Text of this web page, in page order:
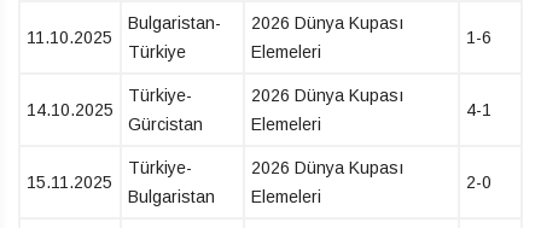
11.10.2025
Bulgaristan-
Türkiye
2026 Dünya Kupası
Elemeleri
1-6
14.10.2025
Türkiye-
Gürcistan
2026 Dünya Kupası
Elemeleri
4-1
15.11.2025
Türkiye-
Bulgaristan
2026 Dünya Kupası
Elemeleri
2-0